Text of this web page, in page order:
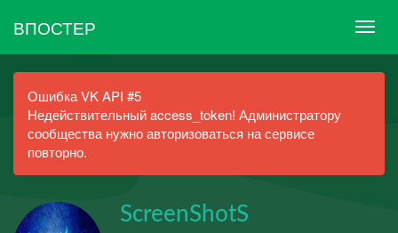
ВПОСТЕР
Ошибка VK API #5
Недействительный access_token! Администратору
сообщества нужно авторизоваться на сервисе
повторно.
ScreenShotS